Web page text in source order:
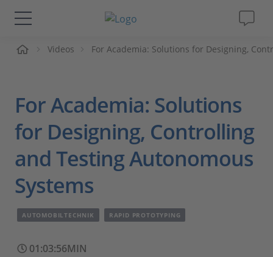
Lösungen & Produkte
Videos
Magazin
Unternehmen
Videos For Academia: Solutions for Designing,
For Academia: Solutions
for Designing, Controlling
and Testing Autonomous
Systems
AUTOMOBILTECHNIK RAPID PROTOTYPING
01:03:56MIN